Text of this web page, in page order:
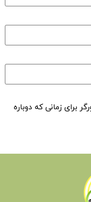
برای زمانی که دوباره